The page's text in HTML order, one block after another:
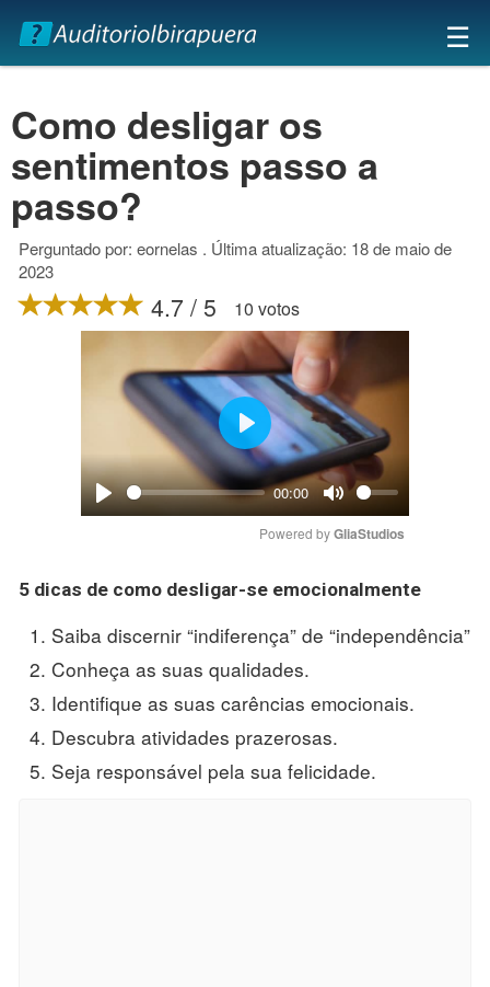
×
☰
Como desligar os
sentimentos passo a
passo?
Perguntado por: eornelas . Última atualização: 18 de maio de
2023
4.7 / 5 10 votos
Play
00:00
Mute
Play
Powered by GliaStudios
5 dicas de como desligar-se emocionalmente
Saiba discernir “indiferença” de “independência”
Conheça as suas qualidades.
Identifique as suas carências emocionais.
Descubra atividades prazerosas.
Seja responsável pela sua felicidade.